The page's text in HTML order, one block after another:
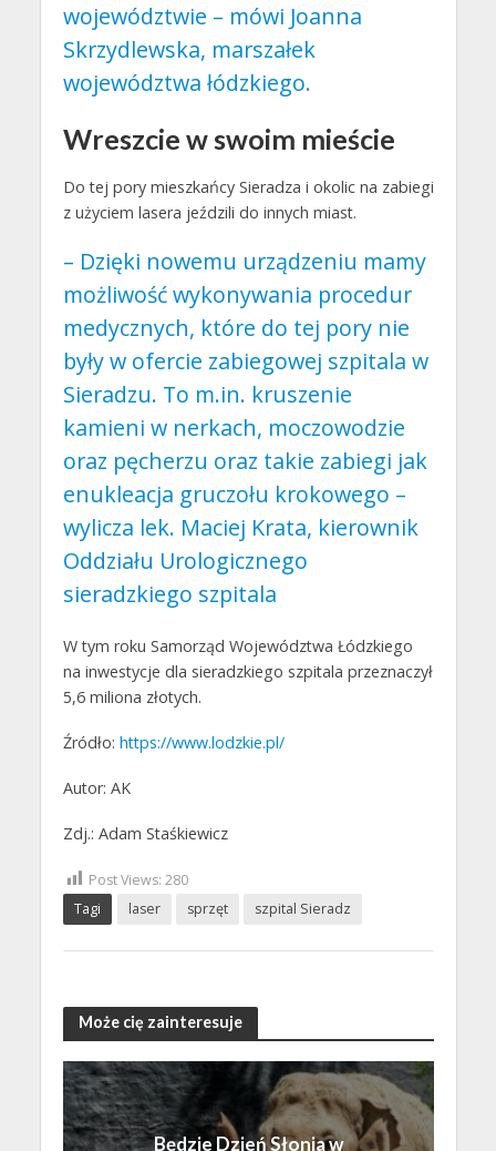
województwie – mówi Joanna
Skrzydlewska, marszałek
województwa łódzkiego.
Wreszcie w swoim mieście
Do tej pory mieszkańcy Sieradza i okolic na zabiegi
z użyciem lasera jeździli do innych miast.
– Dzięki nowemu urządzeniu mamy
możliwość wykonywania procedur
medycznych, które do tej pory nie
były w ofercie zabiegowej szpitala w
Sieradzu. To m.in. kruszenie
kamieni w nerkach, moczowodzie
oraz pęcherzu oraz takie zabiegi jak
enukleacja gruczołu krokowego –
wylicza lek. Maciej Krata, kierownik
Oddziału Urologicznego
sieradzkiego szpitala
W tym roku Samorząd Województwa Łódzkiego
na inwestycje dla sieradzkiego szpitala przeznaczył
5,6 miliona złotych.
Źródło: https://www.lodzkie.pl/
Autor: AK
Zdj.: Adam Staśkiewicz
Post Views: 280
Tagi
laser sprzęt szpital Sieradz
Może cię zainteresuje
Będzie Dzień Słonia w